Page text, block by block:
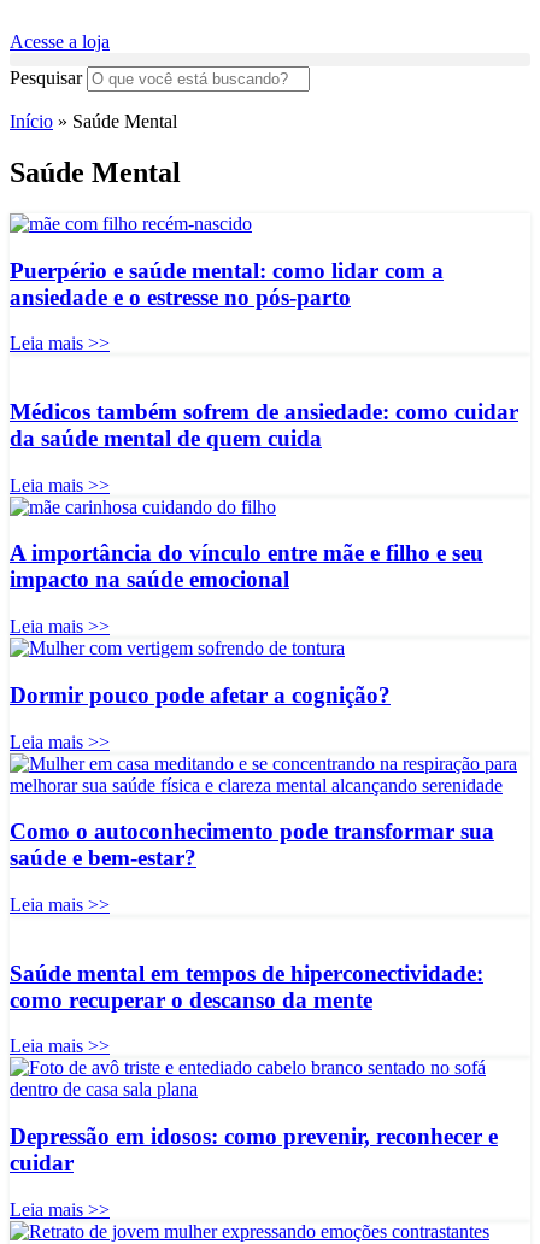
Acesse a loja
Pesquisar
Início » Saúde Mental
Saúde Mental
Puerpério e saúde mental: como lidar com a
ansiedade e o estresse no pós-parto
Leia mais >>
Médicos também sofrem de ansiedade: como cuidar
da saúde mental de quem cuida
Leia mais >>
A importância do vínculo entre mãe e filho e seu
impacto na saúde emocional
Leia mais >>
Dormir pouco pode afetar a cognição?
Leia mais >>
Como o autoconhecimento pode transformar sua
saúde e bem-estar?
Leia mais >>
Saúde mental em tempos de hiperconectividade:
como recuperar o descanso da mente
Leia mais >>
Depressão em idosos: como prevenir, reconhecer e
cuidar
Leia mais >>